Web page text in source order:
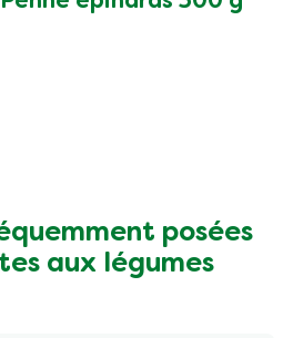
posées
aux légumes